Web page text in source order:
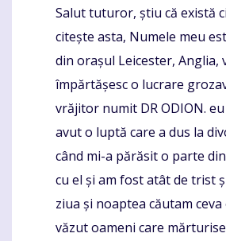
Salut tuturor, știu că există
citește asta, Numele meu
din orașul Leicester, Anglia,
împărtășesc o lucrare
vrăjitor numit DR ODION.
avut o luptă care a dus la
când mi-a părăsit o parte
cu el și am fost atât de trist
ziua și noaptea căutam
văzut oameni care